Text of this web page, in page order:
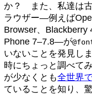
か？ また、私達は
ラウザー—例えば
Browser、Blackberry
Phone 7–7.8—が
いないことを発見し
時にちょっと調べて
が少なくとも全世界
ていることを知り、